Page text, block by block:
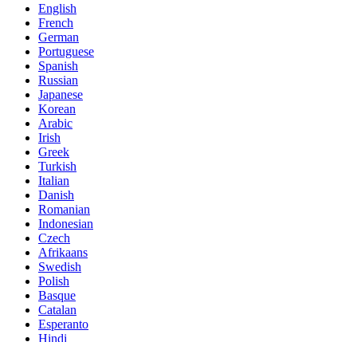
English
French
German
Portuguese
Spanish
Russian
Japanese
Korean
Arabic
Irish
Greek
Turkish
Italian
Danish
Romanian
Indonesian
Czech
Afrikaans
Swedish
Polish
Basque
Catalan
Esperanto
Hindi